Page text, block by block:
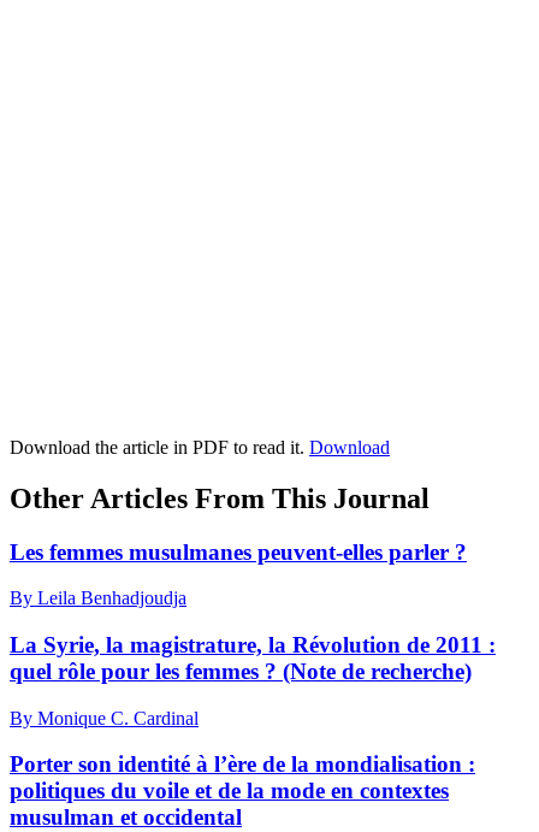
Download the article in PDF to read it. Download
Other Articles From This Journal
Les femmes musulmanes peuvent-elles parler ?
By Leila Benhadjoudja
La Syrie, la magistrature, la Révolution de 2011 :
quel rôle pour les femmes ? (Note de recherche)
By Monique C. Cardinal
Porter son identité à l’ère de la mondialisation :
politiques du voile et de la mode en contextes
musulman et occidental